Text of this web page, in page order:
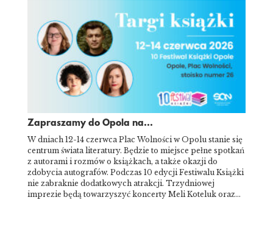
Zapraszamy do Opola na...
W dniach 12-14 czerwca Plac Wolności w Opolu stanie się
centrum świata literatury. Będzie to miejsce pełne spotkań
z autorami i rozmów o książkach, a także okazji do
zdobycia autografów. Podczas 10 edycji Festiwalu Książki
nie zabraknie dodatkowych atrakcji. Trzydniowej
imprezie będą towarzyszyć koncerty Meli Koteluk oraz…